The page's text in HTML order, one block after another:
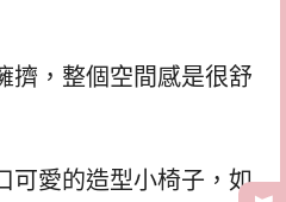
擠，整個空間感是很舒
可愛的造型小椅子，如